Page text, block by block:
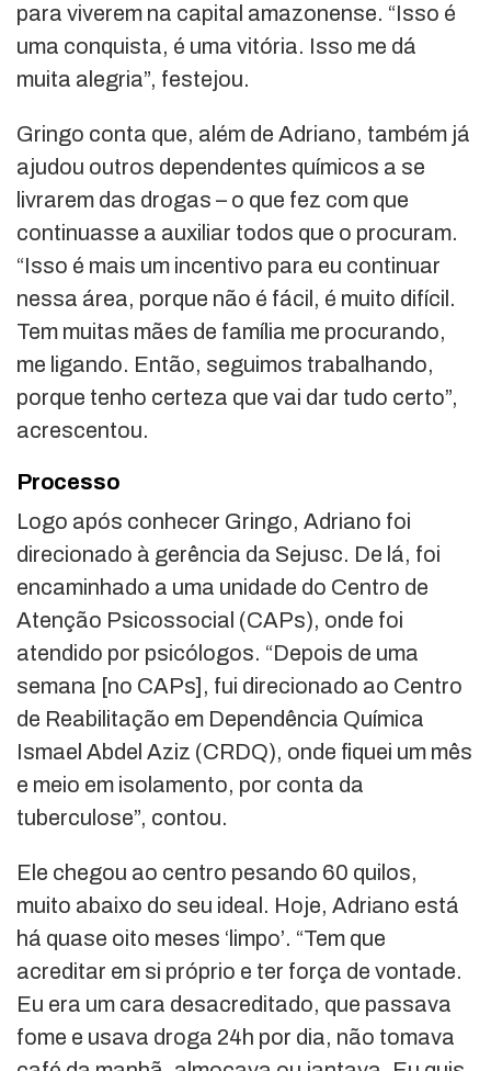
para viverem na capital amazonense. “Isso é
uma conquista, é uma vitória. Isso me dá
muita alegria”, festejou.
Gringo conta que, além de Adriano, também já
ajudou outros dependentes químicos a se
livrarem das drogas – o que fez com que
continuasse a auxiliar todos que o procuram.
“Isso é mais um incentivo para eu continuar
nessa área, porque não é fácil, é muito difícil.
Tem muitas mães de família me procurando,
me ligando. Então, seguimos trabalhando,
porque tenho certeza que vai dar tudo certo”,
acrescentou.
Processo
Logo após conhecer Gringo, Adriano foi
direcionado à gerência da Sejusc. De lá, foi
encaminhado a uma unidade do Centro de
Atenção Psicossocial (CAPs), onde foi
atendido por psicólogos. “Depois de uma
semana [no CAPs], fui direcionado ao Centro
de Reabilitação em Dependência Química
Ismael Abdel Aziz (CRDQ), onde fiquei um mês
e meio em isolamento, por conta da
tuberculose”, contou.
Ele chegou ao centro pesando 60 quilos,
muito abaixo do seu ideal. Hoje, Adriano está
há quase oito meses ‘limpo’. “Tem que
acreditar em si próprio e ter força de vontade.
Eu era um cara desacreditado, que passava
fome e usava droga 24h por dia, não tomava